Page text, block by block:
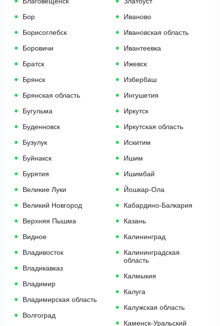
Бор
Борисоглебск
Боровичи
Братск
Брянск
Брянская область
Бугульма
Буденновск
Бузулук
Буйнакск
Бурятия
Великие Луки
Великий Новгород
Верхняя Пышма
Видное
Владивосток
Владикавказ
Владимир
Владимирская область
Волгоград
Иваново
Ивановская область
Ивантеевка
Ижевск
Избербаш
Ингушетия
Иркутск
Иркутская область
Искитим
Ишим
Ишимбай
Йошкар-Ола
Кабардино-Балкария
Казань
Калининград
Калининградская
область
Калмыкия
Калуга
Калужская область
Каменск-Уральский